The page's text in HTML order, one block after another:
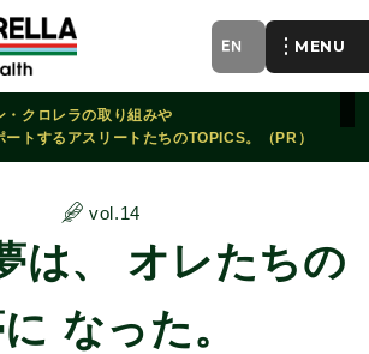
EN
・クロレラの取り組みや
ートするアスリートたちのTOPICS。（PR）
vol.14
は、 オレたちの
なった。